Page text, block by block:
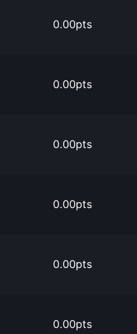
0.00pts
0.00pts
0.00pts
0.00pts
0.00pts
0.00pts